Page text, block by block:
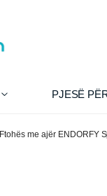
PJESË
Ftohës me ajër ENDORFY